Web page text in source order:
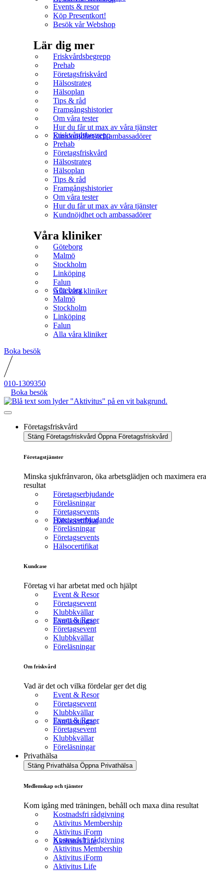
Events & resor
Köp Presentkort!
Besök vår Webshop
Lär dig mer
Friskvårdsbegrepp
Prehab
Företagsfriskvård
Hälsostrateg
Hälsoplan
Tips & råd
Framgångshistorier
Om våra tester
Hur du får ut max av våra tjänster
Kundnöjdhet och ambassadörer
Friskvårdsbegrepp
Prehab
Företagsfriskvård
Hälsostrateg
Hälsoplan
Tips & råd
Framgångshistorier
Om våra tester
Hur du får ut max av våra tjänster
Kundnöjdhet och ambassadörer
Våra kliniker
Göteborg
Malmö
Stockholm
Linköping
Falun
Alla våra kliniker
Göteborg
Malmö
Stockholm
Linköping
Falun
Alla våra kliniker
Boka besök
010-1309350
Boka besök
Företagsfriskvård
Stäng Företagsfriskvård Öppna Företagsfriskvård
Företagstjänster
Minska sjukfrånvaron, öka arbetsglädjen och maximera era
resultat
Företagserbjudande
Föreläsningar
Företagsevents
Hälsocertifikat
Företagserbjudande
Föreläsningar
Företagsevents
Hälsocertifikat
Kundcase
Företag vi har arbetat med och hjälpt
Event & Resor
Företagsevent
Klubbkvällar
Föreläsningar
Event & Resor
Företagsevent
Klubbkvällar
Föreläsningar
Om friskvård
Vad är det och vilka fördelar ger det dig
Event & Resor
Företagsevent
Klubbkvällar
Föreläsningar
Event & Resor
Företagsevent
Klubbkvällar
Föreläsningar
Privathälsa
Stäng Privathälsa Öppna Privathälsa
Medlemskap och tjänster
Kom igång med träningen, behåll och maxa dina resultat
Kostnadsfri rådgivning
Aktivitus Membership
Aktivitus iForm
Aktivitus Life
Kostnadsfri rådgivning
Aktivitus Membership
Aktivitus iForm
Aktivitus Life